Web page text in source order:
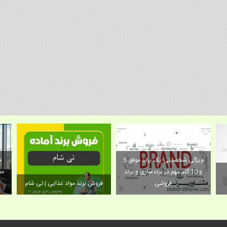
فروش برند مواد غذایی | تی شام
5 ویژگی شخصیتی یک برند موفق
و 10 گام مهم در برندسازی و برند
فروشی